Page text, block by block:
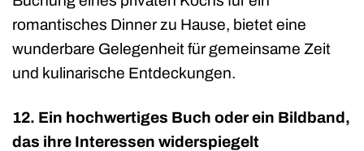
romantisches Dinner zu Hause, bietet eine
wunderbare Gelegenheit für gemeinsame Zeit
und kulinarische Entdeckungen.
12. Ein hochwertiges Buch oder ein Bildband,
das ihre Interessen widerspiegelt